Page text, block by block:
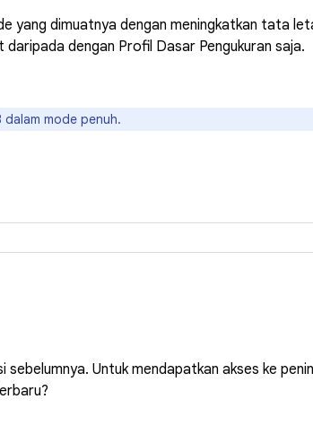
dimuatnya dengan meningkatkan tata
dengan Profil Dasar Pengukuran saja.
mode penuh.
Untuk mendapatkan akses ke